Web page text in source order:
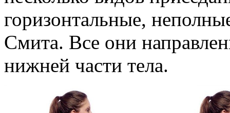
горизонтальные,
Смита. Все они
нижней части тела.